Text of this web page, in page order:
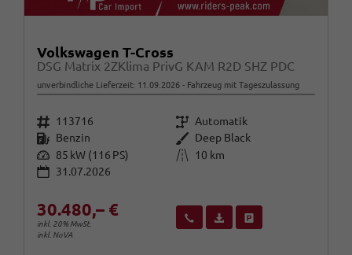
Volkswagen T-Cross
DSG Matrix 2ZKlima PrivG KAM R2D SHZ PDC
unverbindliche Lieferzeit: 11.09.2026 Fahrzeug mit Tageszulassung
Fahrzeugnr. 113716 Getriebe Automatik
Kraftstoff Benzin Außenfarbe Deep Black
Leistung 85 kW (116 PS) Kilometerstand
10 km
31.07.2026
30.480,– €
inkl. 20% MwSt.
inkl. NoVA
Wir rufen Sie anFahrzeugexposé (PDF)